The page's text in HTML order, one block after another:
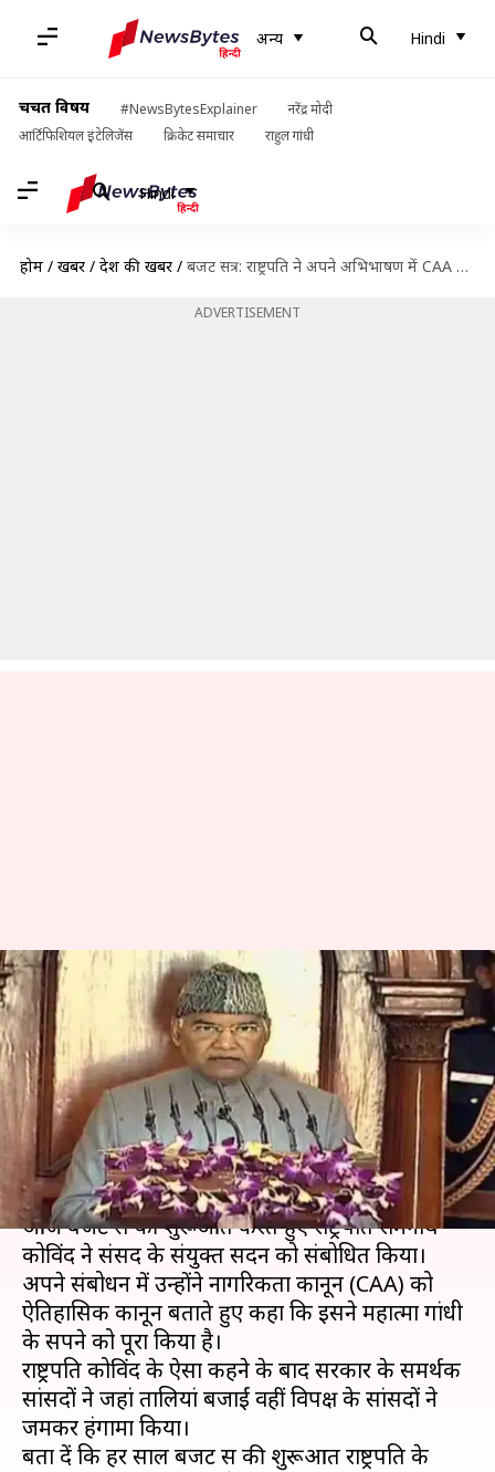
अन्य Hindi
चर्चित विषय #NewsBytesExplainer
नरेंद्र मोदी
आर्टिफिशियल इंटेलिजेंस
क्रिकेट समाचार राहुल गांधी
Hindi
होम / खबरें / देश की खबरें / बजट सत्र: राष्ट्रपति ने अपने अभिभाषण में CAA को बताया ऐतिहासिक, विपक्ष के सांसदों का हंगामा
ADVERTISEMENT
बजट सत्र: राष्ट्रपति ने अपने
अभिभाषण में CAA को बताया
ऐतिहासिक, विपक्ष के सांसदों का
हंगामा
लेखन मुकुल तोमर Jan 31, 2020 01:55 pm
क्या है खबर?
आज बजट सत्र की शुरूआत करते हुए राष्ट्रपति रामनाथ
कोविंद ने संसद के संयुक्त सदन को संबोधित किया।
अपने संबोधन में उन्होंने नागरिकता कानून (CAA) को
ऐतिहासिक कानून बताते हुए कहा कि इसने महात्मा गांधी
के सपने को पूरा किया है।
राष्ट्रपति कोविंद के ऐसा कहने के बाद सरकार के समर्थक
सांसदों ने जहां तालियां बजाईं वहीं विपक्ष के सांसदों ने
जमकर हंगामा किया।
बता दें कि हर साल बजट सत्र की शुरूआत राष्ट्रपति के